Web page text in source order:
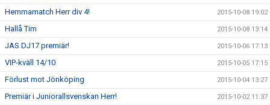
Hemmamatch Herr div 4! 2015-10-08 19:02
Hallå Tim 2015-10-08 13:14
JAS DJ17 premiär! 2015-10-06 17:13
VIP-kväll 14/10 2015-10-05 17:15
Förlust mot Jönköping 2015-10-04 13:27
Premiär i Juniorallsvenskan Herr! 2015-10-02 11:37